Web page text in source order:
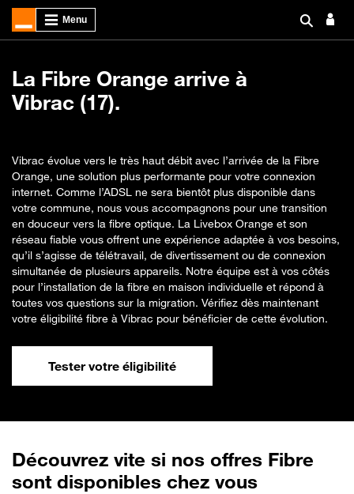
La Fibre Orange arrive à
Vibrac (17).
Vibrac évolue vers le très haut débit avec l’arrivée de la Fibre
Orange, une solution plus performante pour votre connexion
internet. Comme l’ADSL ne sera bientôt plus disponible dans
votre commune, nous vous accompagnons pour une transition
en douceur vers la fibre optique. La Livebox Orange et son
réseau fiable vous offrent une expérience adaptée à vos besoins,
qu’il s’agisse de télétravail, de divertissement ou de connexion
simultanée de plusieurs appareils. Notre équipe est à vos côtés
pour l’installation de la fibre en maison individuelle et répond à
toutes vos questions sur la migration. Vérifiez dès maintenant
votre éligibilité fibre à Vibrac pour bénéficier de cette évolution.
Tester votre éligibilité
Découvrez vite si nos offres Fibre
sont disponibles chez vous